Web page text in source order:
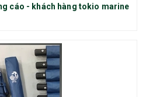
cáo - khách hàng tokio marine